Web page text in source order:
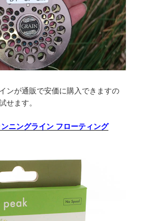
ンが通販で安価に購入できますの
せます。
ンニングライン フローティング